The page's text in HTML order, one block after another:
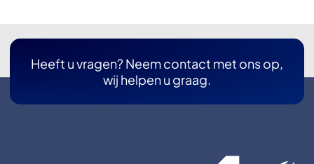
Heeft u vragen? Neem contact met ons op,
wij helpen u graag.